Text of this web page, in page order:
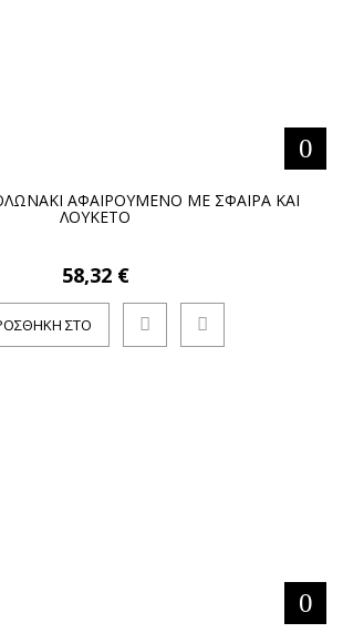
AΦΑΙΡΟΥΜΕΝΟ ΜΕ ΣΦΑΙΡΑ ΚΑΙ
ΛΟΥΚΕΤΟ
58,32 €
ΣΤΟ